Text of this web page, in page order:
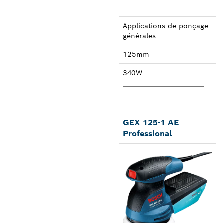
Applica­tions de ponçage
générales
125mm
340W
GEX 125-1 AE
Professional